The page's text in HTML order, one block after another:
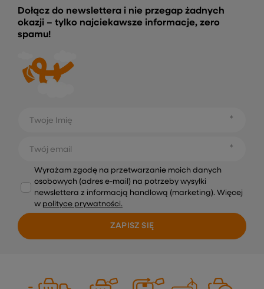
Dołącz do newslettera i nie przegap żadnych
okazji – tylko najciekawsze informacje, zero
spamu!
Twoje Imię
Twój email
Wyrażam zgodę na przetwarzanie moich danych
osobowych (adres e-mail) na potrzeby wysyłki
newslettera z informacją handlową (marketing). Więcej
w polityce prywatności.
ZAPISZ SIĘ